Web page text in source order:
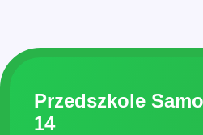
Przedszkole
14